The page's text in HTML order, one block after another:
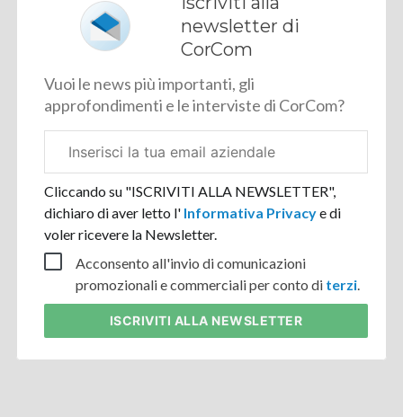
newsletter di
CorCom
Vuoi le news più importanti, gli
approfondimenti e le interviste di CorCom?
aziendale
Cliccando su "ISCRIVITI ALLA NEWSLETTER",
dichiaro di aver letto l' Informativa Privacye di
voler ricevere la Newsletter.
Acconsento all'invio di comunicazioni
promozionali e commerciali per conto di terzi.
ISCRIVITI ALLA NEWSLETTER